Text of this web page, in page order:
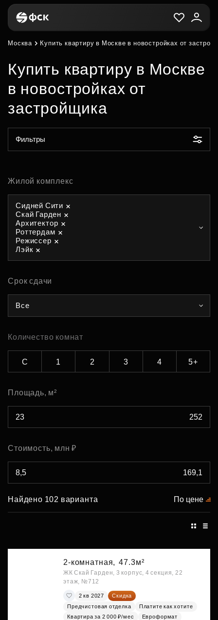
Москва Купить квартиру в Москве в новостройках от
Купить квартиру в Москве
в новостройках от
застройщика
Фильтры
Жилой комплекс
Сидней Сити
Скай Гарден
Архитектор
Роттердам
Режиссер
Лэйк
Срок сдачи
Все
Количество комнат
С 1 2 3 4 5+
Площадь, м²
Стоимость, млн ₽
Найдено 102 варианта По цене
2-комнатная, 47.3м²
ЖК Скай Гарден, 3 корпус, 4 секция, 22
этаж, №712
2 кв 2027
Скидка
Предчистовая отделка
Платите как хотите
Квартира за 2 000 ₽/мес
Евроформат